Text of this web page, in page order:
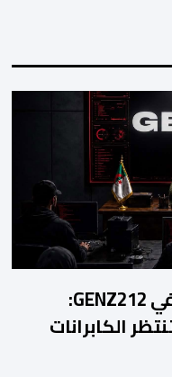
بصمات المخابرات الجزائرية في GENZ212:
الكابرانات